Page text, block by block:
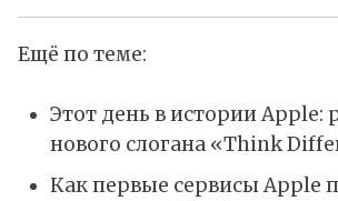
Ещё по теме:
Этот день в истории Apple:
нового слогана «Think
Как первые сервисы Apple